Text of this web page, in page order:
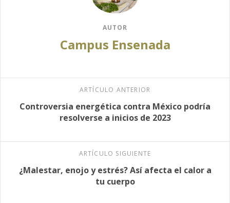
AUTOR
Campus Ensenada
ARTÍCULO ANTERIOR
Controversia energética contra México podría
resolverse a inicios de 2023
ARTÍCULO SIGUIENTE
¿Malestar, enojo y estrés? Así afecta el calor a
tu cuerpo